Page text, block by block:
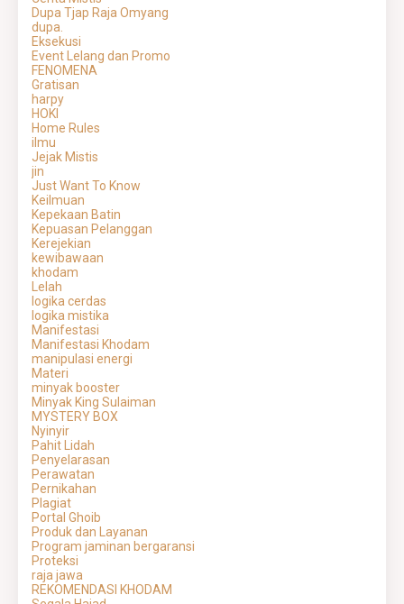
Dupa Tjap Raja Omyang
dupa.
Eksekusi
Event Lelang dan Promo
FENOMENA
Gratisan
harpy
HOKI
Home Rules
ilmu
Jejak Mistis
jin
Just Want To Know
Keilmuan
Kepekaan Batin
Kepuasan Pelanggan
Kerejekian
kewibawaan
khodam
Lelah
logika cerdas
logika mistika
Manifestasi
Manifestasi Khodam
manipulasi energi
Materi
minyak booster
Minyak King Sulaiman
MYSTERY BOX
Nyinyir
Pahit Lidah
Penyelarasan
Perawatan
Pernikahan
Plagiat
Portal Ghoib
Produk dan Layanan
Program jaminan bergaransi
Proteksi
raja jawa
REKOMENDASI KHODAM